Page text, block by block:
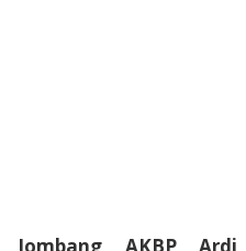
Jombang AKBP Ardi